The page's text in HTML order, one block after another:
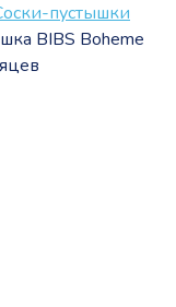
пустышки
BIBS Boheme